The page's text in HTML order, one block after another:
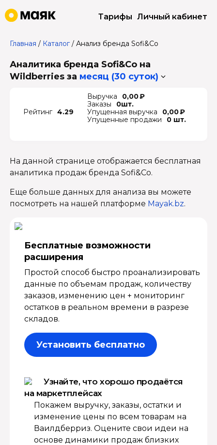
Тарифы Личный кабинет
Главная / Каталог/ Анализ бренда Sofi&Co
Аналитика бренда Sofi&Co на
Wildberries за месяц (30 суток)
Рейтинг 4.29
Выручка
0,00 ₽
Заказы
0шт.
Упущенная выручка
0,00 ₽
Упущенные продажи
0 шт.
На данной странице отображается бесплатная
аналитика продаж бренда Sofi&Co.
Еще больше данных для анализа вы можете
посмотреть на нашей платформе Mayak.bz.
Бесплатные возмож­ности
расширения
Простой способ быстро проанализировать
данные по объемам продаж, количеству
заказов, изменению цен + мониторинг
остатков в реальном времени в разрезе
складов.
Установить бесплатно
Узнайте, что хорошо продаётся
на маркетплейсах
Покажем выручку, заказы, остатки и
изменение цены по всем товарам на
Ваилдберриз. Оцените свои идеи на
основе динамики продаж близких